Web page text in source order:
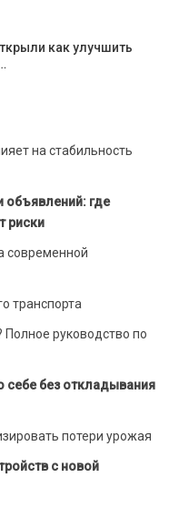
как улучшить
на стабильность
объявлений: где
риски
современной
транспорта
руководство по
себе без откладывания
потери урожая
с новой